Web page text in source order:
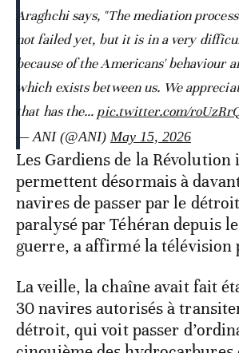
Araghchi says, "The mediation
not failed yet, but it is in a very
because of the Americans' behaviour
which exists between us. We
that has the… pic.twitter.com/
— ANI (@ANI) May 15, 2026
Les Gardiens de la Révolution
permettent désormais à
navires de passer par le
paralysé par Téhéran depuis
guerre, a affirmé la télévision
La veille, la chaîne avait fait
30 navires autorisés à
détroit, qui voit passer